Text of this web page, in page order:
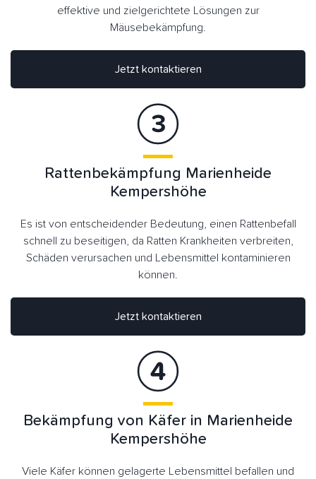
Jetzt kontaktieren
effektive und zielgerichtete Lösungen zur
Mäusebekämpfung.
Rattenbekämpfung Marienheide
Kempershöhe
Es ist von entscheidender Bedeutung, einen Rattenbefall
schnell zu beseitigen, da Ratten Krankheiten verbreiten,
Schäden verursachen und Lebensmittel kontaminieren
können.
Jetzt kontaktieren
Bekämpfung von Käfer in Marienheide
Kempershöhe
Viele Käfer können gelagerte Lebensmittel befallen und